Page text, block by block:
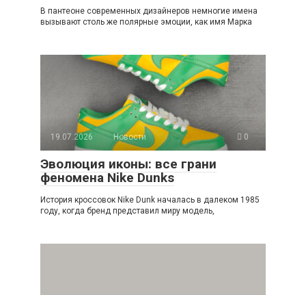
В пантеоне современных дизайнеров немногие имена
вызывают столь же полярные эмоции, как имя Марка
19.07.2026 Новости 0
Эволюция иконы: все грани
феномена Nike Dunks
История кроссовок Nike Dunk началась в далеком 1985
году, когда бренд представил миру модель,